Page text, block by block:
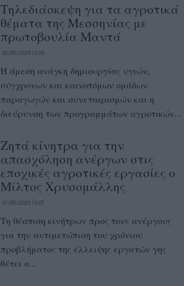
Τηλεδιάσκεψη για τα αγροτικά
θέματα της Μεσσηνίας με
πρωτοβουλία Μαντά
03/05/2020 12:06
Η άμεση ανάγκη δημιουργίας υγιών,
σύγχρονων και καινοτόμων ομάδων
παραγωγών και συνεταιρισμών και η
διεύρυνση των προγραμμάτων αγροτικών...
Ζητά κίνητρα για την
απασχόληση ανέργων στις
εποχικές αγροτικές εργασίες ο
Μίλτος Χρυσομάλλης
01/05/2020 10:07
Τη θέσπιση κινήτρων προς τους ανέργους
για την αντιμετώπιση του χρόνιου
προβλήματος της έλλειψης εργατών γης
θέτει ο...